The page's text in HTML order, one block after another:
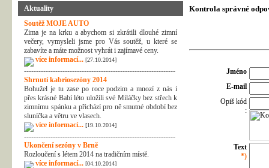
Aktuality
Soutěž MOJE AUTO
Zima je na krku a abychom si zkrátili dlouhé zimní
večery, vymysleli jsme pro Vás soutěž, u které se
zabavíte a máte možnost vyhrát i zajímavé ceny.
více informací... [27.10.2014]
---------------------------------------------------------------
Shrnutí kabriosezóny 2014
Bohužel je tu zase po roce podzim a mnozí z nás i
přes krásné Babí léto uložili své Miláčky bez střech k
zimnímu spánku a přichází pro ně smutné období bez
sluníčka a větru ve vlasech.
více informací... [19.10.2014]
---------------------------------------------------------------
Ukončení sezóny v Brně
Rozloučení s létem 2014 na tradičním místě.
více informací... [04.10.2014]
Kontrola správné
Jméno
E-mail
Opiš kód
:
Text
*)